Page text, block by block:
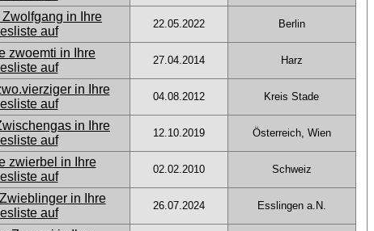
22.05.2022 Berlin
27.04.2014 Harz
04.08.2012 Kreis Stade
12.10.2019 Österreich, Wien
02.02.2010 Schweiz
26.07.2024 Esslingen a.N.